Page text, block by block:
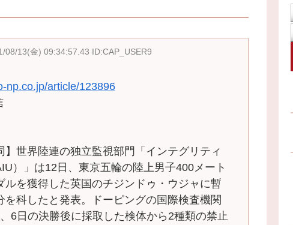
08/13(金) 09:34:57.43 ID:CAP_USER9
np.co.jp/article/123896
世界陸連の独立監視部門「インテグリティ
）」は12日、東京五輪の陸上男子400メート
ルを獲得した英国のチジンドゥ・ウジャに暫
を科したと発表。ドーピングの国際検査機関
、6日の決勝後に採取した検体から2種類の禁止